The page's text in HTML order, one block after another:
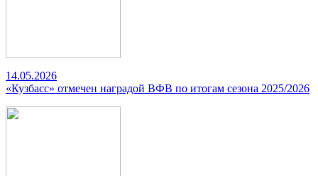
14.05.2026
«Кузбасс» отмечен наградой ВФВ по итогам сезона 2025/2026